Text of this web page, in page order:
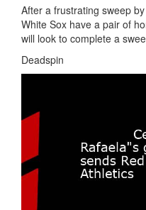
After a frustrating sweep
White Sox have a pair of
will look to complete a
Deadspin